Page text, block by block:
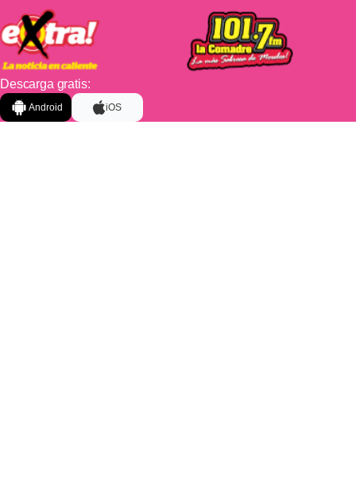
Descarga gratis:
Android iOS